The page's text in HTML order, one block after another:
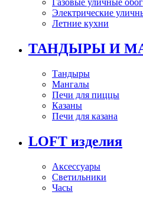
Газовые уличные
Электрические
Летние кухни
ТАНДЫРЫ И
Тандыры
Мангалы
Печи для пиццы
Казаны
Печи для казана
LOFT изделия
Аксессуары
Светильники
Часы